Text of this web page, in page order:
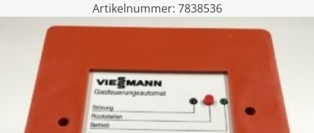
Artikelnummer: 7838536